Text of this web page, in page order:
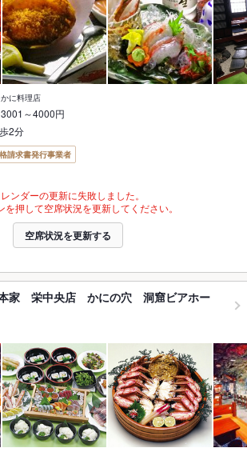
に料理店
3001～4000円
2分
請求書発行事業者
ンダーの更新に失敗しました。
を押して空席状況を更新してください。
空席状況を更新する
本家 栄中央店 かにの穴 洞窟ビアホー